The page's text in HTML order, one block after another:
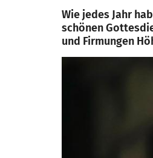
Wie jedes Jahr
schönen
und Firmungen